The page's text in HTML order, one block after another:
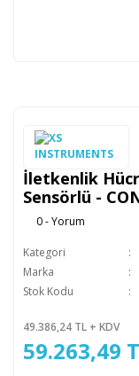
İletkenlik
Sensörlü -
0 - Yorum
Kategori
Marka
Stok Kodu
49.386,24 TL + KDV
59.263,49